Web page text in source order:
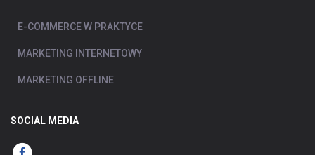
E-COMMERCE W PRAKTYCE
MARKETING INTERNETOWY
MARKETING OFFLINE
SOCIAL MEDIA